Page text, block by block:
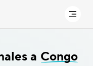
a Congo